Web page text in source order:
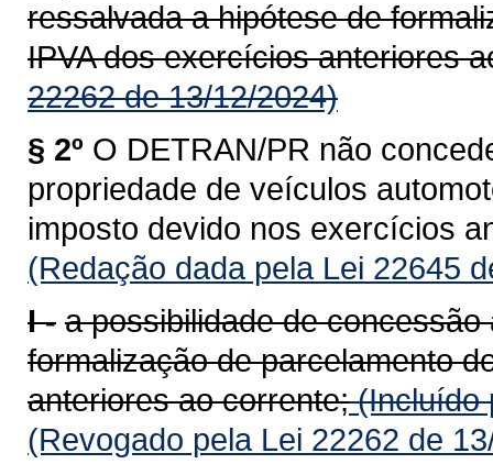
ressalvada a hipótese de
IPVA dos exercícios anteriores
22262 de 13/12/2024)
§ 2º O DETRAN/PR não
propriedade de veículos
imposto devido nos exercícios
(Redação dada pela Lei 22645
I - a possibilidade de
formalização de parcelamento
anteriores ao corrente;(Incluído
(Revogado pela Lei 22262 de